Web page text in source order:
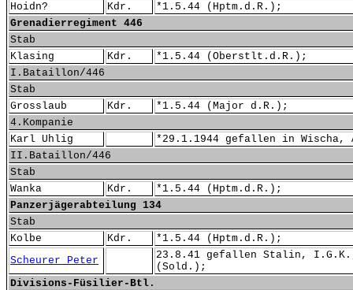
Hoidn?
Kdr.
*1.5.44 (Hptm.d.R.);
Grenadierregiment 446
Stab
Klasing
Kdr.
*1.5.44 (Oberstlt.d.R.);
I.Bataillon/446
Stab
Grosslaub
Kdr.
*1.5.44 (Major d.R.);
4.Kompanie
Karl Uhlig
*29.1.1944 gefallen in Wischa,
II.Bataillon/446
Stab
Wanka
Kdr.
*1.5.44 (Hptm.d.R.);
Panzerjägerabteilung 134
Stab
Kolbe
Kdr.
*1.5.44 (Hptm.d.R.);
Scheurer Peter
23.8.41 gefallen Stalin, I.G.K.,
(Sold.);
Divisions-Füsilier-Btl.